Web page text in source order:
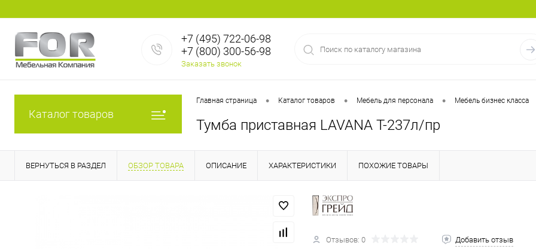
+7 (495) 722-06-98
+7 (800) 300-56-98
Заказать звонок
Каталог товаров
Главная страница • Каталог товаров • Мебель для персонала • Мебель бизнес класса
Тумба приставная LAVANA T-237л/пр
ВЕРНУТЬСЯ В РАЗДЕЛ ОБЗОР ТОВАРА ОПИСАНИЕ ХАРАКТЕРИСТИКИ ПОХОЖИЕ ТОВАРЫ
Отзывов: 0 Добавить отзыв